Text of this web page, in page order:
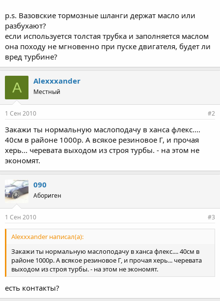
p.s. Вазовские тормозные шланги держат масло или
разбухают?
если используется толстая трубка и заполняется маслом
она походу не мгновенно при пуске двигателя, будет ли
вред турбине?
A Alexxxander
Местный
1 Сен 2010 #2
Закажи ты нормальную маслоподачу в ханса флекс....
40см в районе 1000р. А всякое резиновое Г, и прочая
херь... черевата выходом из строя турбы. - на этом не
экономят.
090
Абориген
1 Сен 2010 #3
Alexxxander написал(а):
Закажи ты нормальную маслоподачу в ханса флекс.... 40см в
районе 1000р. А всякое резиновое Г, и прочая херь... черевата
выходом из строя турбы. - на этом не экономят.
есть контакты?